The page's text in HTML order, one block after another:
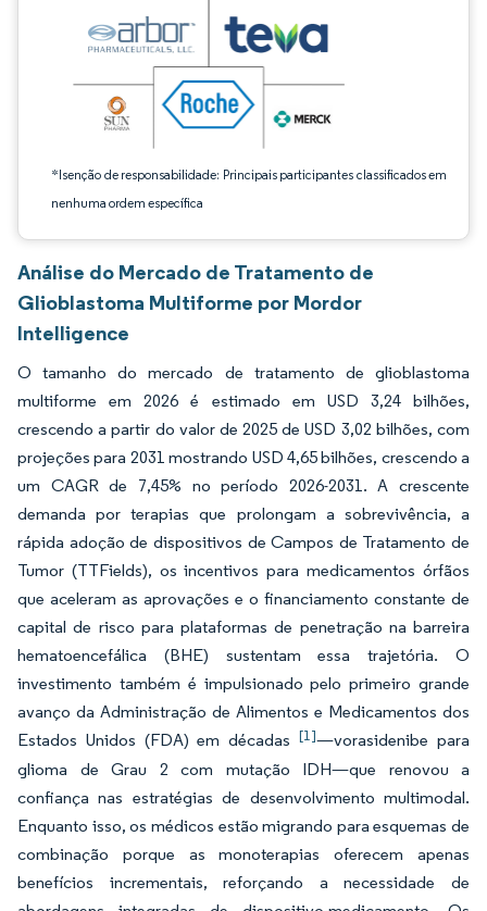
*Isenção de responsabilidade: Principais participantes classificados em
nenhuma ordem específica
Análise do Mercado de Tratamento de
Glioblastoma Multiforme por Mordor
Intelligence
O tamanho do mercado de tratamento de glioblastoma
multiforme em 2026 é estimado em USD 3,24 bilhões,
crescendo a partir do valor de 2025 de USD 3,02 bilhões, com
projeções para 2031 mostrando USD 4,65 bilhões, crescendo a
um CAGR de 7,45% no período 2026-2031. A crescente
demanda por terapias que prolongam a sobrevivência, a
rápida adoção de dispositivos de Campos de Tratamento de
Tumor (TTFields), os incentivos para medicamentos órfãos
que aceleram as aprovações e o financiamento constante de
capital de risco para plataformas de penetração na barreira
hematoencefálica (BHE) sustentam essa trajetória. O
investimento também é impulsionado pelo primeiro grande
avanço da Administração de Alimentos e Medicamentos dos
Estados Unidos (FDA) em décadas[1]—vorasidenibe para
glioma de Grau 2 com mutação IDH—que renovou a
confiança nas estratégias de desenvolvimento multimodal.
Enquanto isso, os médicos estão migrando para esquemas de
combinação porque as monoterapias oferecem apenas
benefícios incrementais, reforçando a necessidade de